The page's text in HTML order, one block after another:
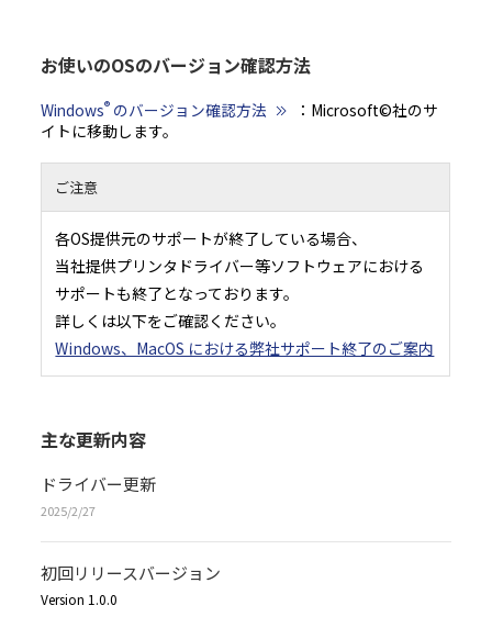
（１）本契約書の変更が、お客様の一般の利益に適合するとき。
（２）本契約書の変更が、契約をした目的に反せず、かつ、変更の必要性、変更後の
までに、本契約書を変更する旨及び変更後の本契約書の内容とその効力発生日を当社
（URL：https://www.muratec.jp/ce/support/）に掲示します。
１２．分離可能性
本契約書の一部が、司法上又は行政上の決定により、無効、違法又は法的強制力がな
性及び法的強制力にも一切影響を与えるものではありません。
（最終更新日：2019年2月14日）
お使いのOSのバージョン確認方法
Windows® のバージョン確認方法
：Microsoft©社のサ
イトに移動します。
ご注意
各OS提供元のサポートが終了している場合、
当社提供プリンタドライバー等ソフトウェアにおける
サポートも終了となっております。
詳しくは以下をご確認ください。
Windows、MacOS における弊社サポート終了のご案内
主な更新内容
ドライバー更新
2025/2/27
初回リリースバージョン
Version 1.0.0